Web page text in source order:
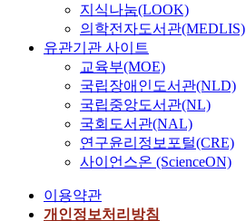
지식나눔(LOOK)
의학전자도서관(MEDLIS)
유관기관 사이트
교육부(MOE)
국립장애인도서관(NLD)
국립중앙도서관(NL)
국회도서관(NAL)
연구윤리정보포털(CRE)
사이언스온 (ScienceON)
이용약관
개인정보처리방침